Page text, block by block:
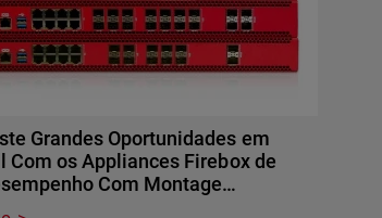
Grandes Oportunidades em
Com os Appliances Firebox de
Com Montage…